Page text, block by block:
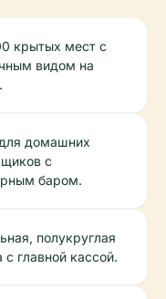
крытых мест с
видом на
домашних
с
баром.
полукруглая
с главной кассой.